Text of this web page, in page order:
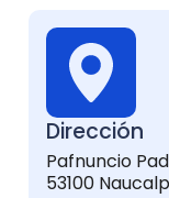
Dirección
Pafnuncio
53100